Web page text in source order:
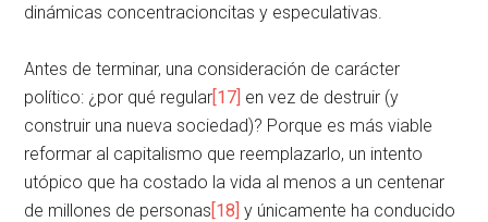
dinámicas concentracioncitas y especulativas.
Antes de terminar, una consideración de carácter
político: ¿por qué regular[17] en vez de destruir (y
construir una nueva sociedad)? Porque es más viable
reformar al capitalismo que reemplazarlo, un intento
utópico que ha costado la vida al menos a un centenar
de millones de personas[18] y únicamente ha conducido